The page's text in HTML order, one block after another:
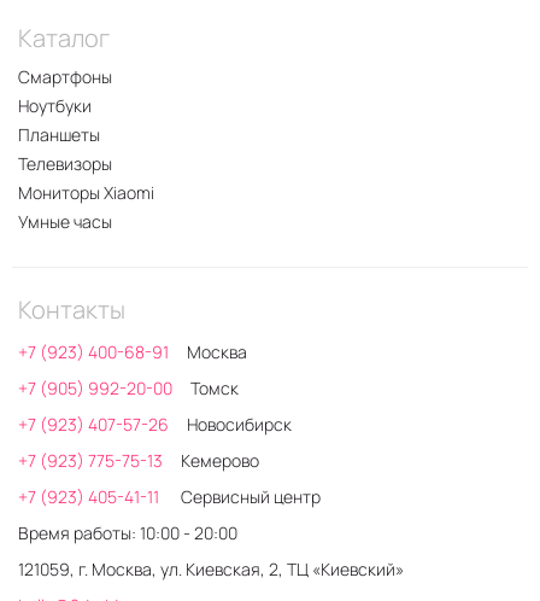
Каталог
Смартфоны
Ноутбуки
Планшеты
Телевизоры
Мониторы Xiaomi
Умные часы
Контакты
+7 (923) 400-68-91
Москва
+7 (905) 992-20-00
Томск
+7 (923) 407-57-26
Новосибирск
+7 (923) 775-75-13
Кемерово
+7 (923) 405-41-11
Сервисный центр
Время работы: 10:00 - 20:00
121059, г. Москва, ул. Киевская, 2, ТЦ «Киевский»